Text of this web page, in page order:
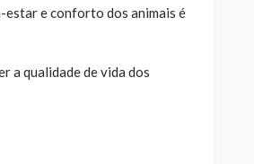
estar e conforto dos animais é
a qualidade de vida dos